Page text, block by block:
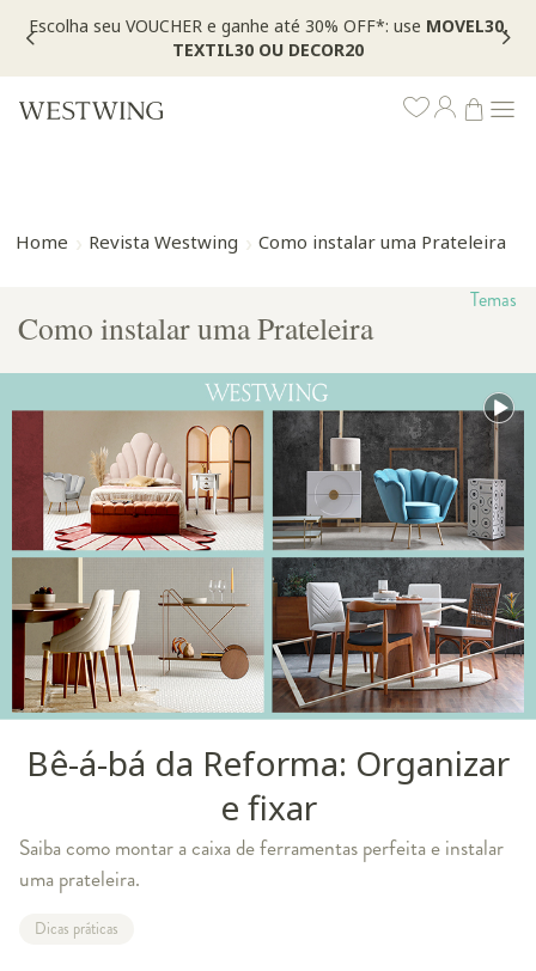
Escolha seu VOUCHER e ganhe até 30% OFF*: use MOVEL30,
TEXTIL30 OU DECOR20
Home Revista Westwing Como instalar uma Prateleira
Temas
Como instalar uma Prateleira
Bê-á-bá da Reforma: Organizar
e fixar
Saiba como montar a caixa de ferramentas perfeita e instalar
uma prateleira.
Dicas práticas